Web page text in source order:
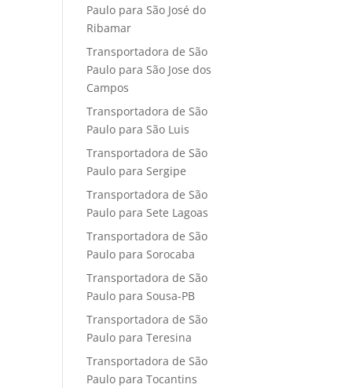
Paulo para São José do
Ribamar
Transportadora de São
Paulo para São Jose dos
Campos
Transportadora de São
Paulo para São Luis
Transportadora de São
Paulo para Sergipe
Transportadora de São
Paulo para Sete Lagoas
Transportadora de São
Paulo para Sorocaba
Transportadora de São
Paulo para Sousa-PB
Transportadora de São
Paulo para Teresina
Transportadora de São
Paulo para Tocantins